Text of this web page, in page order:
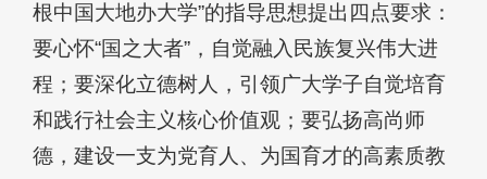
根中国大地办大学”的指导思想提出四点要求：
要心怀“国之大者”，自觉融入民族复兴伟大进
程；要深化立德树人，引领广大学子自觉培育
和践行社会主义核心价值观；要弘扬高尚师
德，建设一支为党育人、为国育才的高素质教